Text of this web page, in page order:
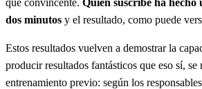
que convincente. Quien suscribe ha hecho
dos minutos y el resultado, como puede
Estos resultados vuelven a demostrar la
producir resultados fantásticos que eso sí, se
entrenamiento previo: según los